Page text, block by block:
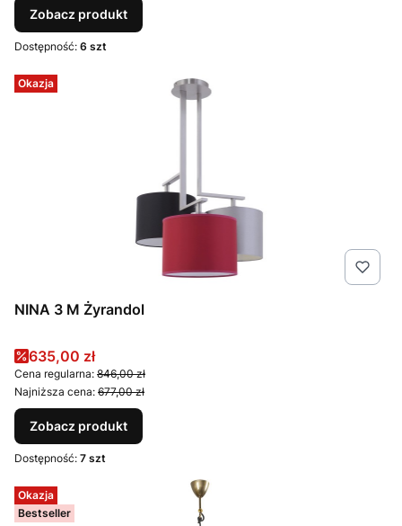
Zobacz produkt
Dostępność: 6 szt
Okazja
NINA 3 M Żyrandol
Cena promocyjna
635,00 zł
Cena regularna: 846,00 zł
Najniższa cena: 677,00 zł
Zobacz produkt
Dostępność: 7 szt
Okazja
Bestseller